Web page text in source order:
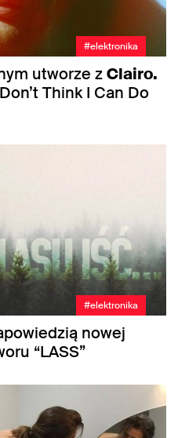
#elektronika
utworze zClairo.
Think I Can Do
#elektronika
nowej
“LASS”